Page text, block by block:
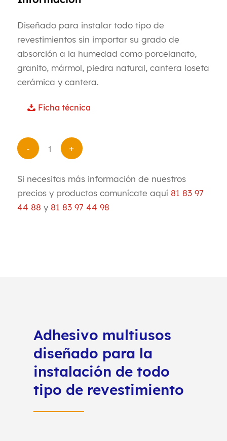
Diseñado para instalar todo tipo de
revestimientos sin importar su grado de
absorción a la humedad como porcelanato,
granito, mármol, piedra natural, cantera loseta
cerámica y cantera.
Ficha técnica
Si necesitas más información de nuestros
precios y productos comunícate aquí 81 83 97
44 88 y 81 83 97 44 98
Adhesivo multiusos
diseñado para la
instalación de todo
tipo de revestimiento